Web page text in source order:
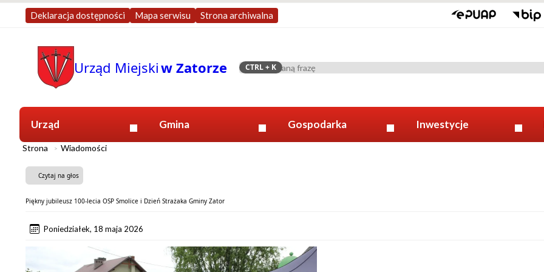
Deklaracja dostępności Mapa serwisu Strona archiwalna
Urząd Miejskiw Zatorze Szukaj
CTRL+ K
Urząd Gmina Gospodarka Inwestycje
Strona Wiadomości
Czytaj na głos
Piękny jubileusz 100-lecia OSP Smolice i Dzień Strażaka Gminy Zator
Poniedziałek, 18 maja 2026